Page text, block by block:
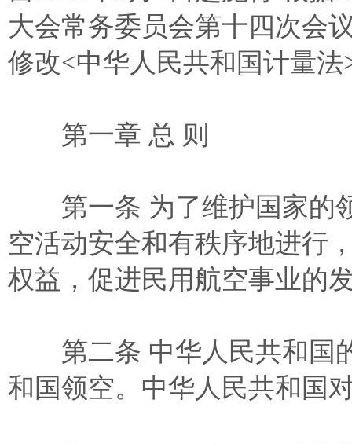
大会常务委员会第十四次会
修改<中华人民共和国计量
第一章 总 则
第一条 为了维护国家的
空活动安全和有秩序地进行
权益，促进民用航空事业的
第二条 中华人民共和国
和国领空。中华人民共和国